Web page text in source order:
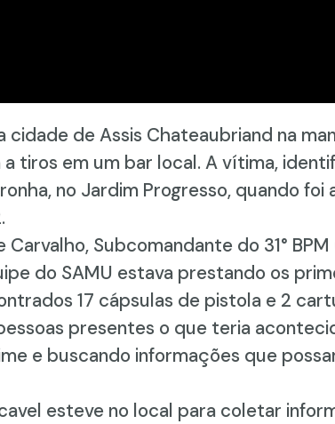
de Assis Chateaubriand na
tiros em um bar local. A vítima,
no Jardim Progresso, quando
Subcomandante do 31°
do SAMU estava prestando os
17 cápsulas de pistola e 2
presentes o que teria
e buscando informações que
esteve no local para coletar